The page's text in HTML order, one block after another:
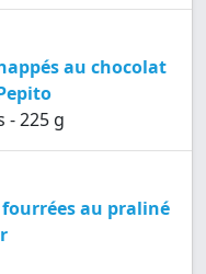
au chocolat
- 225 g
au praliné